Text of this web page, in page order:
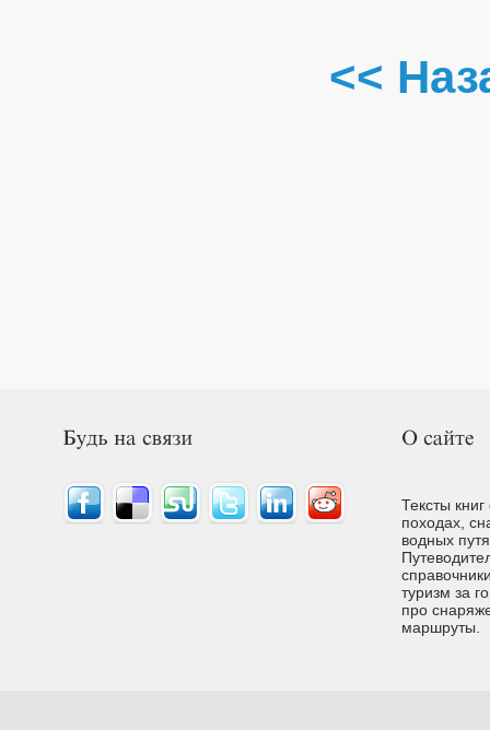
<<
Тексты
походах,
водных
туризм за
про
маршруты.